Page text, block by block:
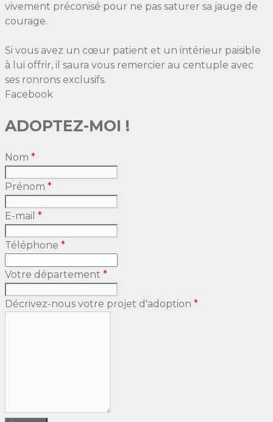
vivement préconisé pour ne pas saturer sa jauge de
courage.
Si vous avez un cœur patient et un intérieur paisible
à lui offrir, il saura vous remercier au centuple avec
ses ronrons exclusifs.
Facebook
ADOPTEZ-MOI !
Nom *
Prénom *
E-mail *
Téléphone *
Votre département *
Décrivez-nous votre projet d'adoption *